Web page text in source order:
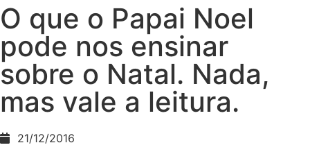
O que o Papai Noel
pode nos ensinar
sobre o Natal. Nada,
mas vale a leitura.
21/12/2016